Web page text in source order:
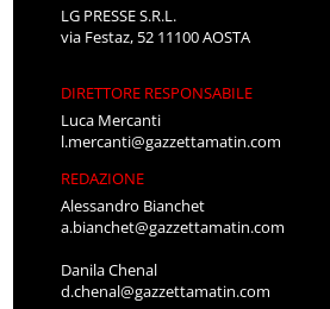
LG PRESSE S.R.L.
via Festaz, 52 11100 AOSTA
DIRETTORE RESPONSABILE
Luca Mercanti
l.mercanti@gazzettamatin.com
REDAZIONE
Alessandro Bianchet
a.bianchet@gazzettamatin.com
Danila Chenal
d.chenal@gazzettamatin.com